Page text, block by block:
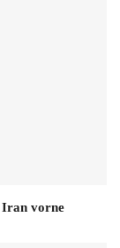
Iran vorne